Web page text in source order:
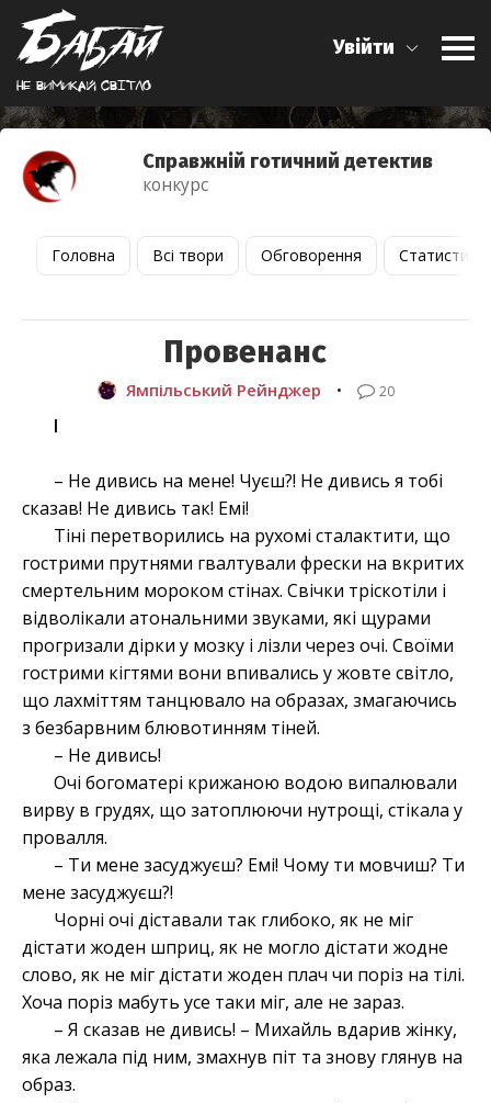
Не вимикай свiтло
Увійти
Справжній готичний детектив
конкурс
Головна Всі твори Обговорення Статистика
Провенанс
Ямпільський Рейнджер • 20
І
– Не дивись на мене! Чуєш?! Не дивись я тобі
сказав! Не дивись так! Емі!
Тіні перетворились на рухомі сталактити, що
гострими прутнями гвалтували фрески на вкритих
смертельним мороком стінах. Свічки тріскотіли і
відволікали атональними звуками, які щурами
прогризали дірки у мозку і лізли через очі. Своїми
гострими кігтями вони впивались у жовте світло,
що лахміттям танцювало на образах, змагаючись
з безбарвним блювотинням тіней.
– Не дивись!
Очі богоматері крижаною водою випалювали
вирву в грудях, що затоплюючи нутрощі, стікала у
провалля.
– Ти мене засуджуєш? Емі! Чому ти мовчиш? Ти
мене засуджуєш?!
Чорні очі діставали так глибоко, як не міг
дістати жоден шприц, як не могло дістати жодне
слово, як не міг дістати жоден плач чи поріз на тілі.
Хоча поріз мабуть усе таки міг, але не зараз.
– Я сказав не дивись! – Михайль вдарив жінку,
яка лежала під ним, змахнув піт та знову глянув на
образ.